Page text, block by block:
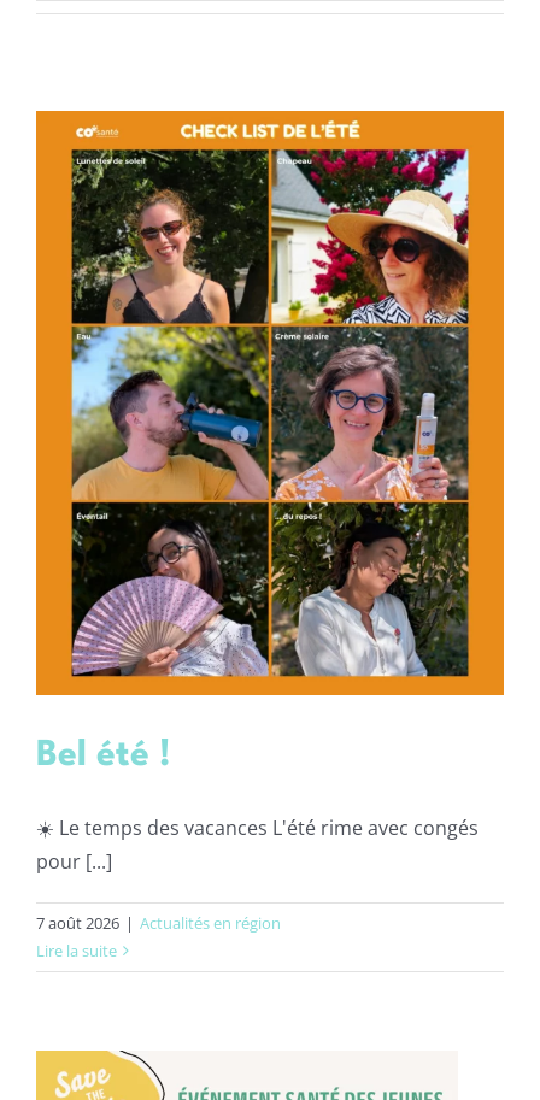
Offres d’emploi
Bel été !
☀️ Le temps des vacances L'été rime avec congés
pour [...]
7 août 2026 | Actualités en région
Lire la suite